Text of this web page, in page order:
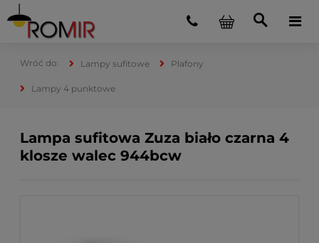
Lampy sufitowe Plafony
Lampy 4 punktowe
Lampa sufitowa Zuza biało czarna 4
klosze walec 944bcw